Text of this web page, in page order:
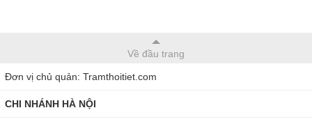
Về đầu trang
Đơn vị chủ quản: Tramthoitiet.com
CHI NHÁNH HÀ NỘI